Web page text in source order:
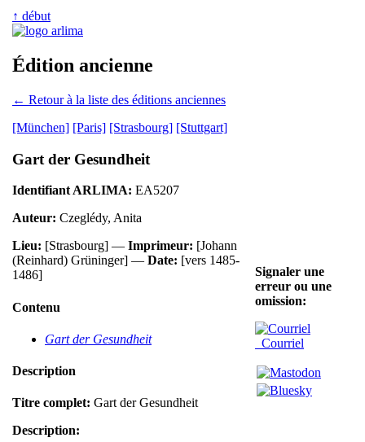
↑ début
Édition ancienne
← Retour à la liste des éditions anciennes
[München] [Paris] [Strasbourg] [Stuttgart]
Gart der Gesundheit
Identifiant ARLIMA: EA5207
Auteur: Czeglédy, Anita
Lieu: [Strasbourg] — Imprimeur: [Johann
(Reinhard) Grüninger] — Date: [vers 1485-
1486]
Contenu
Gart der Gesundheit
Description
Titre complet: Gart der Gesundheit
Description:
Signaler une
erreur ou une
omission:
Courriel